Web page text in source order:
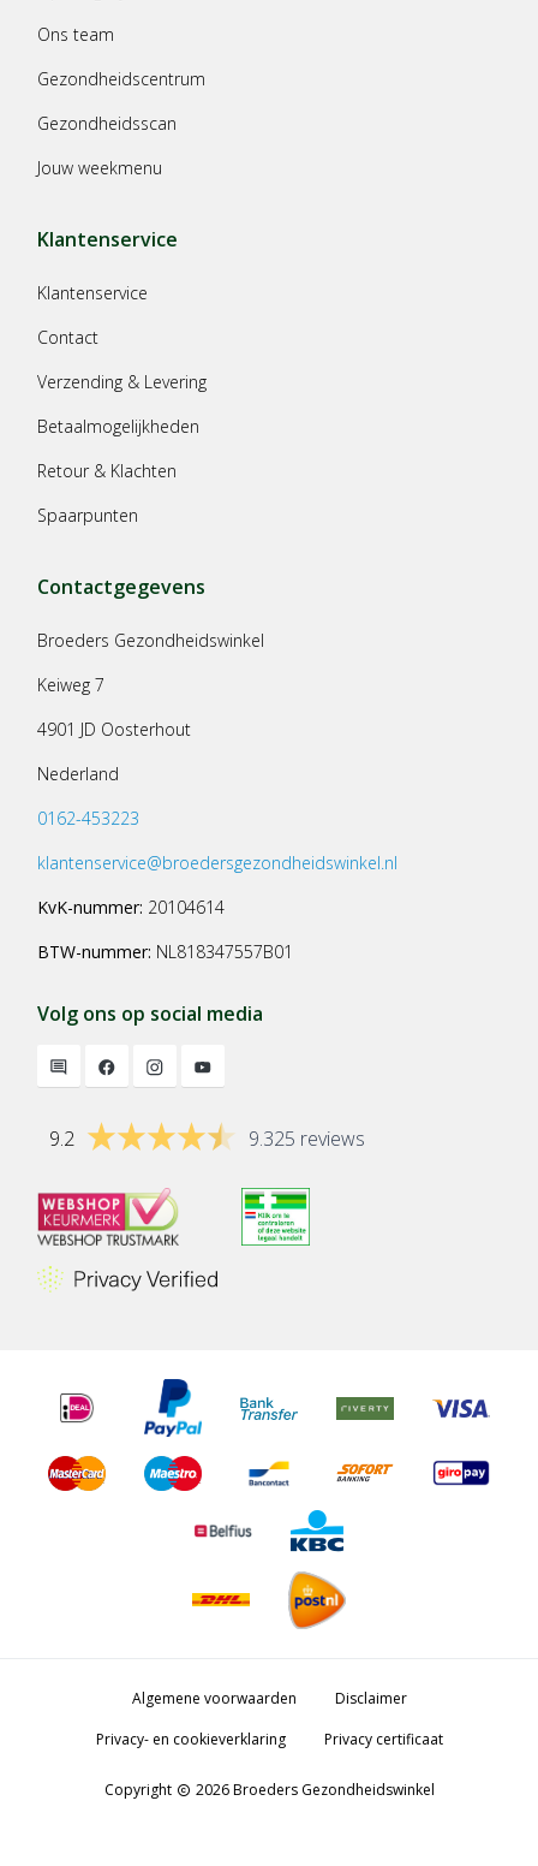
Ons team
Gezondheidscentrum
Gezondheidsscan
Jouw weekmenu
Klantenservice
Klantenservice
Contact
Verzending & Levering
Betaalmogelijkheden
Retour & Klachten
Spaarpunten
Contactgegevens
Broeders Gezondheidswinkel
Keiweg 7
4901 JD Oosterhout
Nederland
0162-453223
klantenservice@broedersgezondheidswinkel.nl
KvK-nummer: 20104614
BTW-nummer: NL818347557B01
Volg ons op social media
9.2 9.325 reviews
Algemene voorwaarden
Disclaimer
Privacy- en cookieverklaring
Privacy certificaat
Copyright copyright 2026 Broeders Gezondheidswinkel